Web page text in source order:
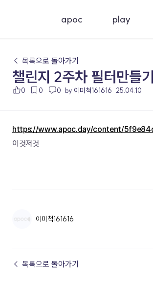
apoc play
← 목록으로 돌아가기
챌린지 2주차 필터만들기
0 0 0 by 이미척161616 25.04.10
https://www.apoc.day/content/
이것저것
이미척161616
← 목록으로 돌아가기